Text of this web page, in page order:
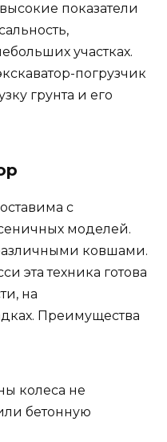
показатели
участках.
погрузчик
грунта и его
с
моделей.
ковшами.
эта техника готова
на
Преимущества
колеса не
бетонную